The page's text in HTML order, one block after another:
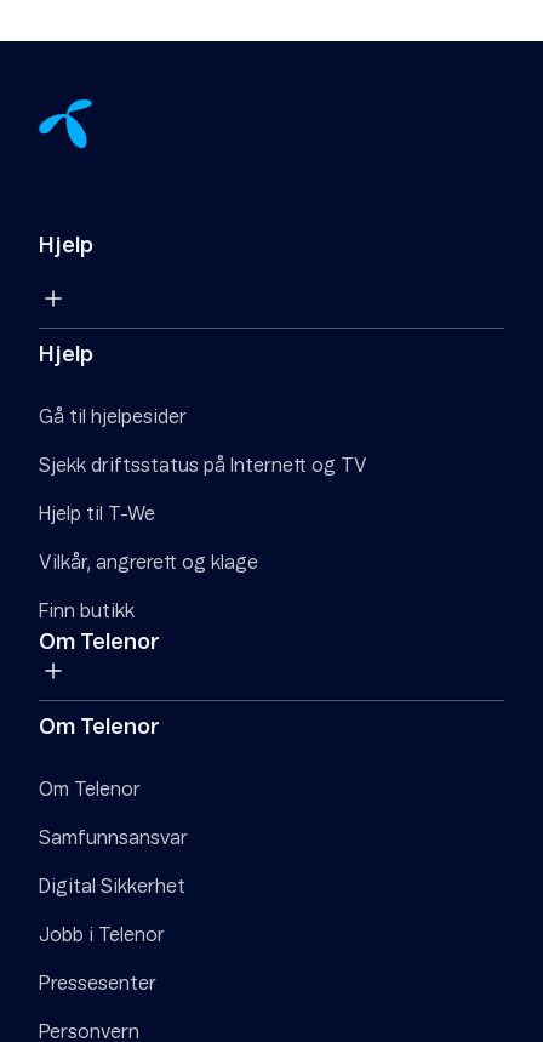
Hjelp
Hjelp
Gå til hjelpesider
Sjekk driftsstatus på Internett og TV
Hjelp til T-We
Vilkår, angrerett og klage
Finn butikk
Om Telenor
Om Telenor
Om Telenor
Samfunnsansvar
Digital Sikkerhet
Jobb i Telenor
Pressesenter
Personvern